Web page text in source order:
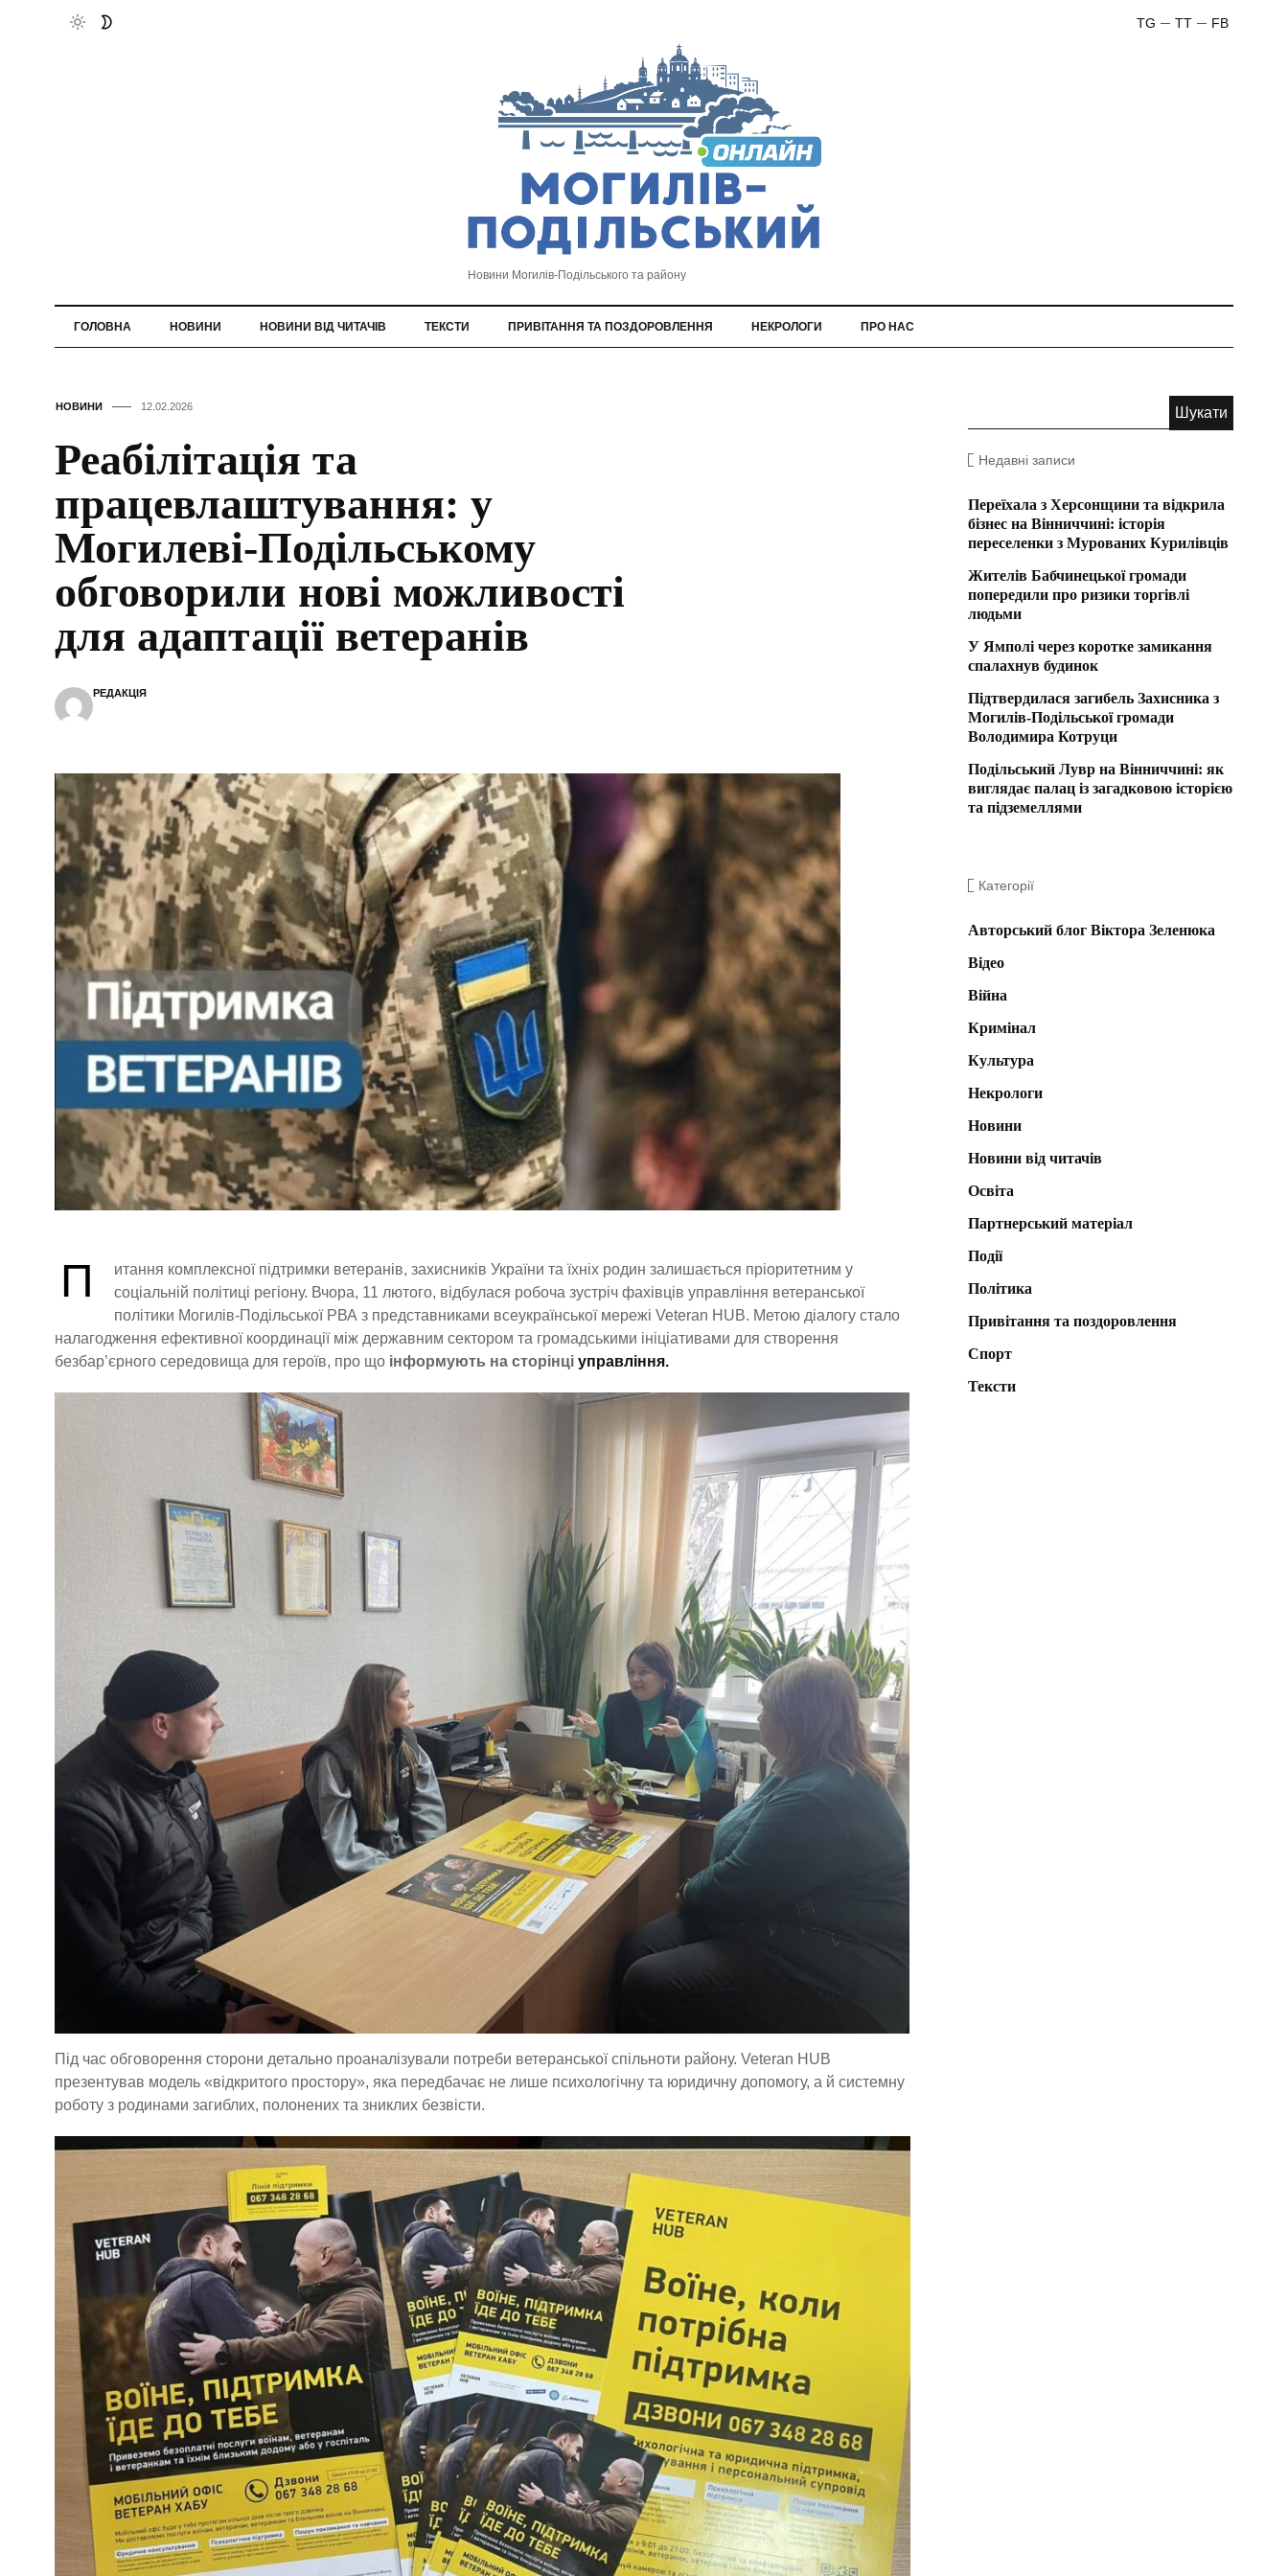
FB
TT
TG
Новини Могилів-Подільського та району
ГОЛОВНА НОВИНИ НОВИНИ ВІД ЧИТАЧІВ ТЕКСТИ ПРИВІТАННЯ ТА ПОЗДОРОВЛЕННЯ НЕКРОЛОГИ ПРО НАС
НОВИНИ 12.02.2026
Реабілітація та
працевлаштування: у
Могилеві-Подільському
обговорили нові можливості
для адаптації ветеранів
РЕДАКЦІЯ
П
итання комплексної підтримки ветеранів, захисників України та їхніх родин залишається пріоритетним у
соціальній політиці регіону. Вчора, 11 лютого, відбулася робоча зустріч фахівців управління ветеранської
політики Могилів-Подільської РВА з представниками всеукраїнської мережі Veteran HUB. Метою діалогу стало
налагодження ефективної координації між державним сектором та громадськими ініціативами для створення
безбар’єрного середовища для героїв, про що інформують на сторінці управління.
Під час обговорення сторони детально проаналізували потреби ветеранської спільноти району. Veteran HUB
презентував модель «відкритого простору», яка передбачає не лише психологічну та юридичну допомогу, а й системну
роботу з родинами загиблих, полонених та зниклих безвісти.
Недавні записи
Переїхала з Херсонщини та відкрила
бізнес на Вінниччині: історія
переселенки з Мурованих Курилівців
Жителів Бабчинецької громади
попередили про ризики торгівлі
людьми
У Ямполі через коротке замикання
спалахнув будинок
Підтвердилася загибель Захисника з
Могилів-Подільської громади
Володимира Котруци
Подільський Лувр на Вінниччині: як
виглядає палац із загадковою історією
та підземеллями
Категорії
Авторський блог Віктора Зеленюка
Відео
Війна
Кримінал
Культура
Некрологи
Новини
Новини від читачів
Освіта
Партнерський матеріал
Події
Політика
Привітання та поздоровлення
Спорт
Тексти